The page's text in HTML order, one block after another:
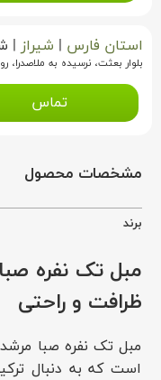
استان فارس | شیراز |
بلوار بعثت، نرسیده به ملاصدرا،
تماس
مشخصات محصول
برند
مبل تک نفره
ظرافت و راحتی
مبل تک نفره صبا
است که به دنبال